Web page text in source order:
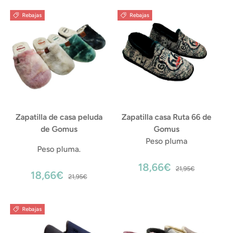
Rebajas
Zapatilla de casa peluda
de Gomus
Peso pluma.
18,66€ 21,95€
Rebajas
Zapatilla casa Ruta 66 de
Gomus
Peso pluma
18,66€ 21,95€
Rebajas